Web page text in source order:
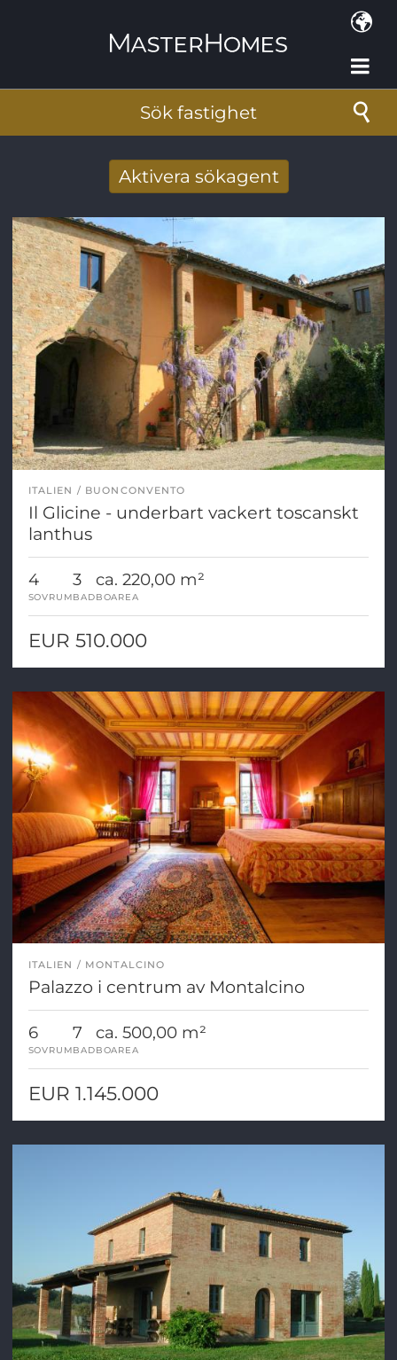
Sök fastighet
Aktivera sökagent
E-postadress
ITALIEN BUONCONVENTO
Il Glicine - underbart vackert toscanskt
lanthus
4
SOVRUM
3
BAD
ca. 220,00 m²
BOAREA
EUR 510.000
ITALIEN MONTALCINO
Palazzo i centrum av Montalcino
6
SOVRUM
7
BAD
ca. 500,00 m²
BOAREA
EUR 1.145.000